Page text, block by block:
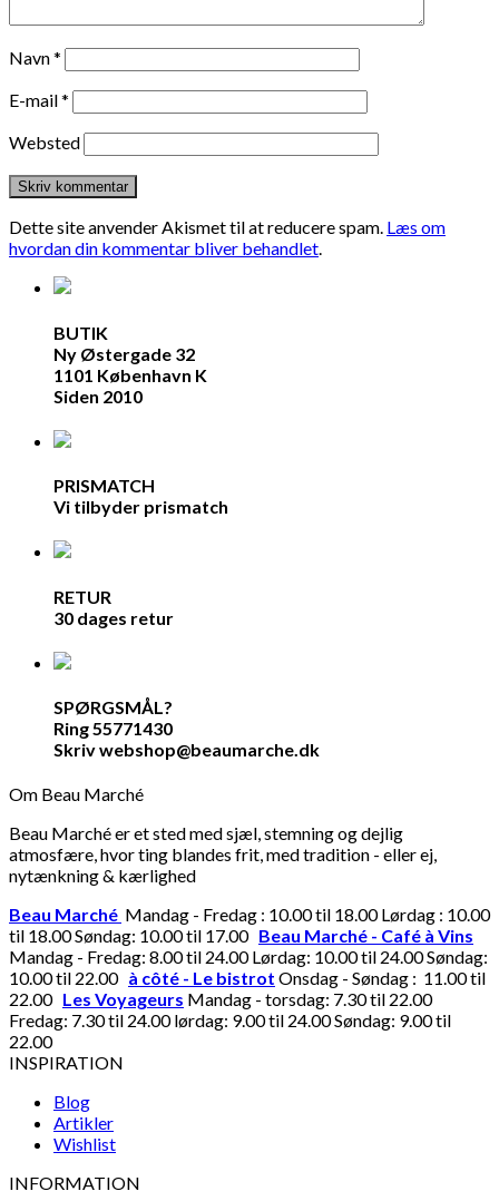
Navn*
E-mail*
Websted
Dette site anvender Akismet til at reducere spam. Læs om
hvordan din kommentar bliver behandlet.
BUTIK
Ny Østergade 32
1101 København K
Siden 2010
PRISMATCH
Vi tilbyder prismatch
RETUR
30 dages retur
SPØRGSMÅL?
Ring 55771430
Skriv webshop@beaumarche.dk
Om Beau Marché
Beau Marché er et sted med sjæl, stemning og dejlig
atmosfære, hvor ting blandes frit, med tradition - eller ej,
nytænkning & kærlighed
Beau Marché Mandag - Fredag : 10.00 til 18.00 Lørdag : 10.00
til 18.00 Søndag: 10.00 til 17.00 Beau Marché - Café à Vins
Mandag - Fredag: 8.00 til 24.00 Lørdag: 10.00 til 24.00 Søndag:
10.00 til 22.00 à côté - Le bistrot Onsdag - Søndag : 11.00 til
22.00 Les Voyageurs Mandag - torsdag: 7.30 til 22.00
Fredag: 7.30 til 24.00 lørdag: 9.00 til 24.00 Søndag: 9.00 til
22.00
INSPIRATION
Blog
Artikler
Wishlist
INFORMATION